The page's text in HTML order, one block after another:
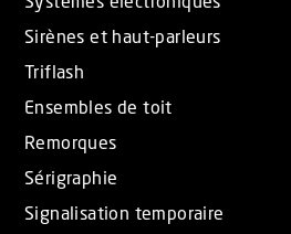
Sirènes et haut-parleurs
Triflash
Ensembles de toit
Remorques
Sérigraphie
Signalisation temporaire